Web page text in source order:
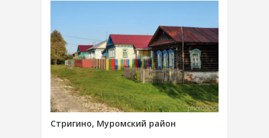
Стригино, Муромский район